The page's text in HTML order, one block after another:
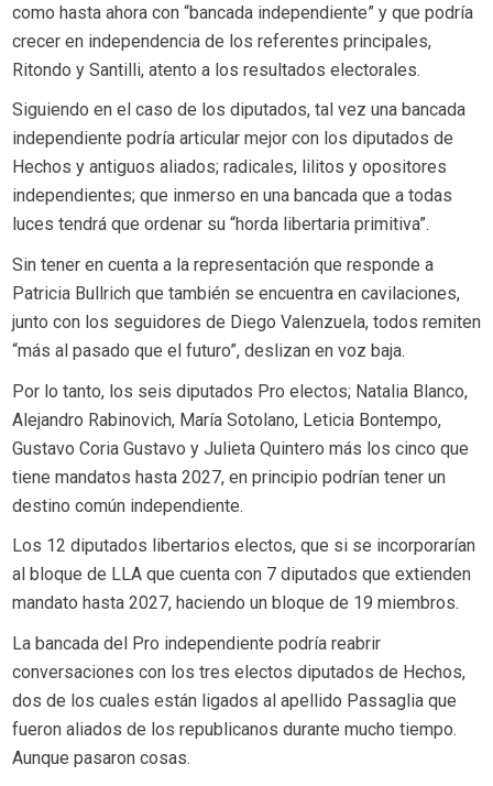
como hasta ahora con “bancada independiente” y que podría
crecer en independencia de los referentes principales,
Ritondo y Santilli, atento a los resultados electorales.
Siguiendo en el caso de los diputados, tal vez una bancada
independiente podría articular mejor con los diputados de
Hechos y antiguos aliados; radicales, lilitos y opositores
independientes; que inmerso en una bancada que a todas
luces tendrá que ordenar su “horda libertaria primitiva”.
Sin tener en cuenta a la representación que responde a
Patricia Bullrich que también se encuentra en cavilaciones,
junto con los seguidores de Diego Valenzuela, todos remiten
“más al pasado que el futuro”, deslizan en voz baja.
Por lo tanto, los seis diputados Pro electos; Natalia Blanco,
Alejandro Rabinovich, María Sotolano, Leticia Bontempo,
Gustavo Coria Gustavo y Julieta Quintero más los cinco que
tiene mandatos hasta 2027, en principio podrían tener un
destino común independiente.
Los 12 diputados libertarios electos, que si se incorporarían
al bloque de LLA que cuenta con 7 diputados que extienden
mandato hasta 2027, haciendo un bloque de 19 miembros.
La bancada del Pro independiente podría reabrir
conversaciones con los tres electos diputados de Hechos,
dos de los cuales están ligados al apellido Passaglia que
fueron aliados de los republicanos durante mucho tiempo.
Aunque pasaron cosas.